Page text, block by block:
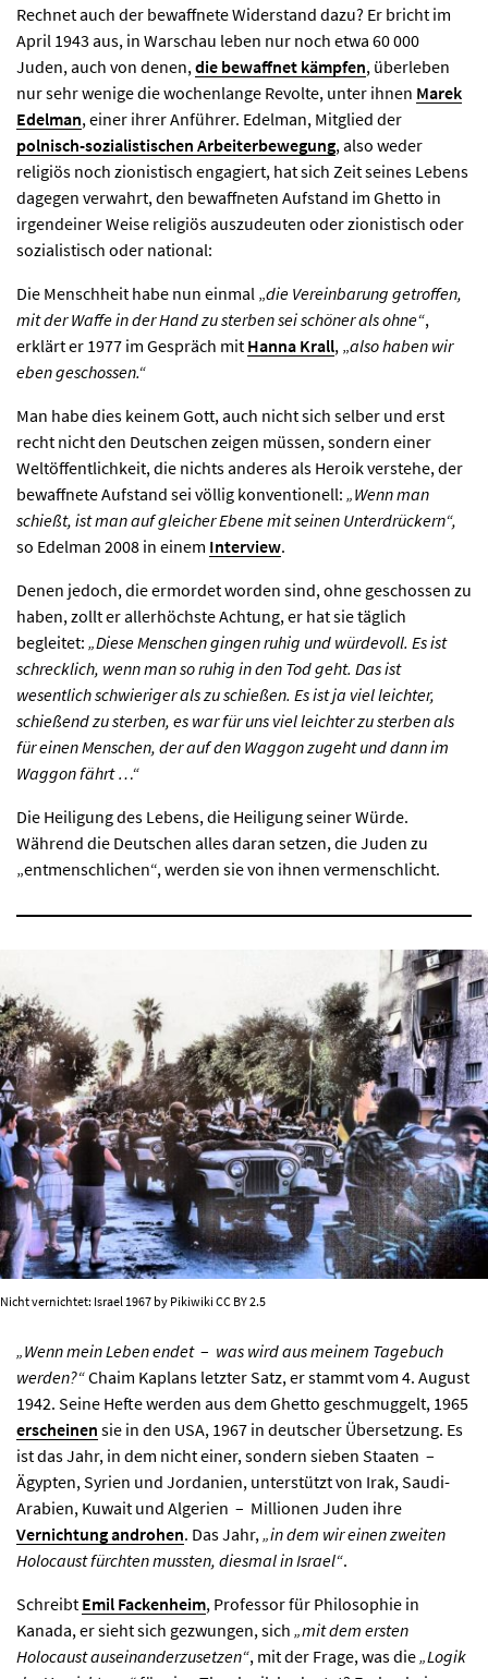
Rechnet auch der bewaffnete Widerstand dazu? Er bricht im
April 1943 aus, in Warschau leben nur noch etwa 60 000
Juden, auch von denen, die bewaffnet kämpfen, überleben
nur sehr wenige die wochenlange Revolte, unter ihnen Marek
Edelman, einer ihrer Anführer. Edelman, Mitglied der
polnisch-sozialistischen Arbeiterbewegung, also weder
religiös noch zionistisch engagiert, hat sich Zeit seines Lebens
dagegen verwahrt, den bewaffneten Aufstand im Ghetto in
irgendeiner Weise religiös auszudeuten oder zionistisch oder
sozialistisch oder national:
Die Menschheit habe nun einmal „die Vereinbarung getroffen,
mit der Waffe in der Hand zu sterben sei schöner als ohne“,
erklärt er 1977 im Gespräch mit Hanna Krall, „also haben wir
eben geschossen.“
Man habe dies keinem Gott, auch nicht sich selber und erst
recht nicht den Deutschen zeigen müssen, sondern einer
Weltöffentlichkeit, die nichts anderes als Heroik verstehe, der
bewaffnete Aufstand sei völlig konventionell: „Wenn man
schießt, ist man auf gleicher Ebene mit seinen Unterdrückern“,
so Edelman 2008 in einem Interview.
Denen jedoch, die ermordet worden sind, ohne geschossen zu
haben, zollt er allerhöchste Achtung, er hat sie täglich
begleitet: „Diese Menschen gingen ruhig und würdevoll. Es ist
schrecklich, wenn man so ruhig in den Tod geht. Das ist
wesentlich schwieriger als zu schießen. Es ist ja viel leichter,
schießend zu sterben, es war für uns viel leichter zu sterben als
für einen Menschen, der auf den Waggon zugeht und dann im
Waggon fährt …“
Die Heiligung des Lebens, die Heiligung seiner Würde.
Während die Deutschen alles daran setzen, die Juden zu
„entmenschlichen“, werden sie von ihnen vermenschlicht.
Nicht vernichtet: Israel 1967 by Pikiwiki CC BY 2.5
„Wenn mein Leben endet– was wird aus meinem Tagebuch
werden?“Chaim Kaplans letzter Satz, er stammt vom 4. August
1942. Seine Hefte werden aus dem Ghetto geschmuggelt, 1965
erscheinen sie in den USA, 1967 in deutscher Übersetzung. Es
ist das Jahr, in dem nicht einer, sondern sieben Staaten –
Ägypten, Syrien und Jordanien, unterstützt von Irak, Saudi-
Arabien, Kuwait und Algerien – Millionen Juden ihre
Vernichtung androhen. Das Jahr,„in dem wir einen zweiten
Holocaust fürchten mussten, diesmal in Israel“.
Schreibt Emil Fackenheim, Professor für Philosophie in
Kanada, er sieht sich gezwungen, sich „mit dem ersten
Holocaust auseinanderzusetzen“, mit der Frage, was die„Logik